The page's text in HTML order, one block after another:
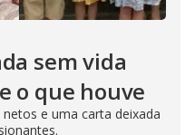
sem vida
o que houve
e uma carta deixada